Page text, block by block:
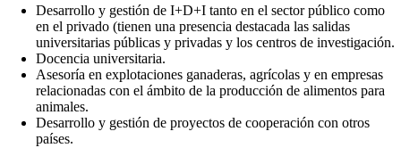
Desarrollo y gestión de I+D+I tanto en el sector público como
en el privado (tienen una presencia destacada las salidas
universitarias públicas y privadas y los centros de investigación.
Docencia universitaria.
Asesoría en explotaciones ganaderas, agrícolas y en empresas
relacionadas con el ámbito de la producción de alimentos para
animales.
Desarrollo y gestión de proyectos de cooperación con otros
países.